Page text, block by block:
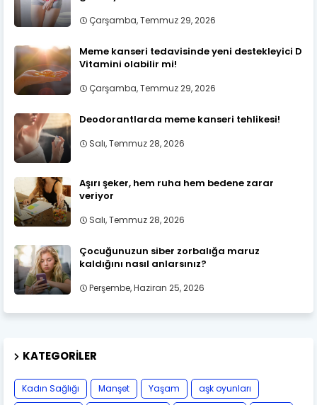
Çarşamba, Temmuz 29, 2026
Meme kanseri tedavisinde yeni destekleyici D
Vitamini olabilir mi!
Çarşamba, Temmuz 29, 2026
Deodorantlarda meme kanseri tehlikesi!
Salı, Temmuz 28, 2026
Aşırı şeker, hem ruha hem bedene zarar
veriyor
Salı, Temmuz 28, 2026
Çocuğunuzun siber zorbalığa maruz
kaldığını nasıl anlarsınız?
Perşembe, Haziran 25, 2026
KATEGORILER
Kadın Sağlığı Manşet Yaşam
aşk oyunları